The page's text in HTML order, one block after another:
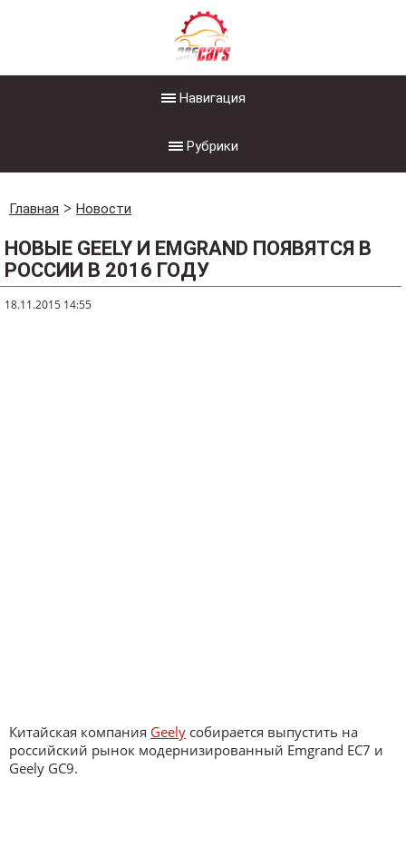
Навигация
Рубрики
Главная Новости
НОВЫЕ GEELY И EMGRAND ПОЯВЯТСЯ В
РОССИИ В 2016 ГОДУ
18.11.2015 14:55
Китайская компания Geely собирается выпустить на
российский рынок модернизированный Emgrand EC7 и
Geely GC9.